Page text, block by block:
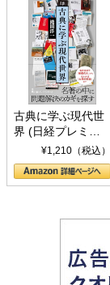
古典に学ぶ現代世
界 (日経プレミア
シリーズ)¥1,210（税込）